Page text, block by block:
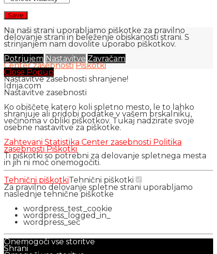
Na naši strani uporabljamo piškotke za pravilno
delovanje strani in beleženje obiskanosti strani. S
strinjanjem nam dovolite uporabo piškotkov.
Potrjujem Nastavitve Zavračam
Center zasebnosti Piškotki
Close Popup
Nastavitve zasebnosti shranjene!
Idrija.com
Nastavitve zasebnosti
Ko obiščete katero koli spletno mesto, le to lahko
shranjuje ali pridobi podatke v vašem brskalniku,
večinoma v obliki piškotkov. Tukaj nadzirate svoje
osebne nastavitve za piškotke.
Zahtevani Statistika Center zasebnosti Politika
zasebnosti Piškotki
Ti piškotki so potrebni za delovanje spletnega mesta
in jih ni moč onemogočiti.
Tehnični piškotkiTehnični piškotki
Za pravilno delovanje spletne strani uporabljamo
naslednje tehnične piškotke
wordpress_test_cookie
wordpress_logged_in_
wordpress_sec
Onemogoči vse storitve
Shrani